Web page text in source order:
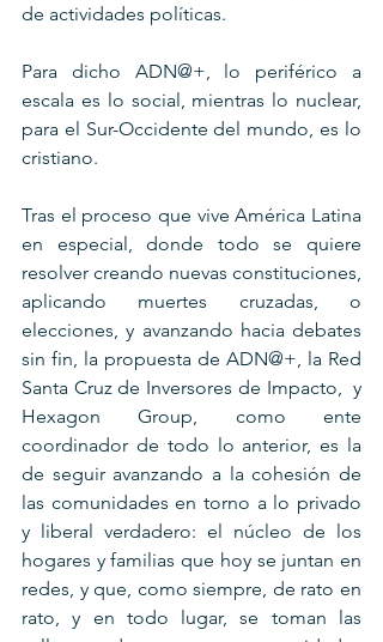
de actividades políticas.
Para dicho ADN@+, lo periférico a
escala es lo social, mientras lo nuclear,
para el Sur-Occidente del mundo, es lo
cristiano.
Tras el proceso que vive América Latina
en especial, donde todo se quiere
resolver creando nuevas constituciones,
aplicando muertes cruzadas, o
elecciones, y avanzando hacia debates
sin fin, la propuesta de ADN@+, la Red
Santa Cruz de Inversores de Impacto,  y
Hexagon Group, como ente
coordinador de todo lo anterior, es la
de seguir avanzando a la cohesión de
las comunidades en torno a lo privado
y liberal verdadero: el núcleo de los
hogares y familias que hoy se juntan en
redes, y que, como siempre, de rato en
rato, y en todo lugar, se toman las